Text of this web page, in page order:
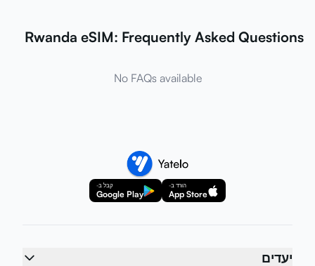
Rwanda eSIM: Frequently Asked Questions
No FAQs available
הורד ב-
App Store
קבל ב-
Google Play
יעדים